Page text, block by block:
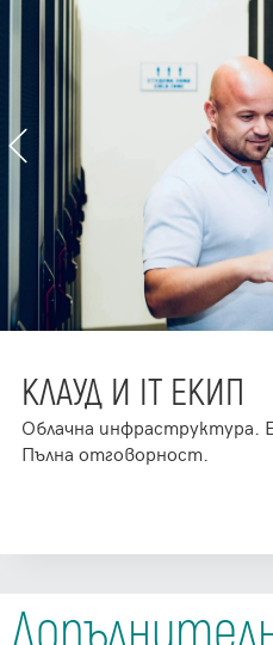
КЛАУД И IT ЕКИП
Облачна инфраструктура.
Пълна отговорност.